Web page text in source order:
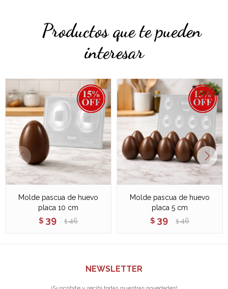
Productos que te pueden
interesar
Molde pascua de huevo
placa 10 cm
$ 39 $ 46
Molde pascua de huevo
placa 5 cm
$ 39 $ 46
NEWSLETTER